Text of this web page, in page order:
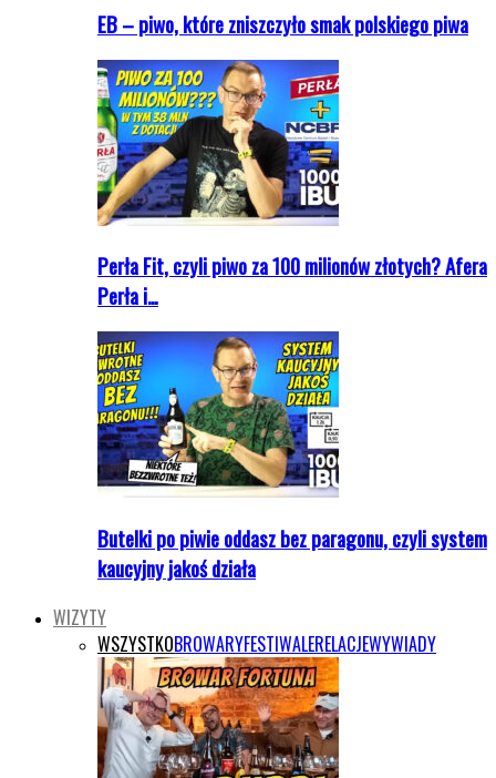
EB – piwo, które zniszczyło smak polskiego piwa
Perła Fit, czyli piwo za 100 milionów złotych? Afera
Perła i…
Butelki po piwie oddasz bez paragonu, czyli system
kaucyjny jakoś działa
WIZYTY
WSZYSTKOBROWARYFESTIWALERELACJEWYWIADY